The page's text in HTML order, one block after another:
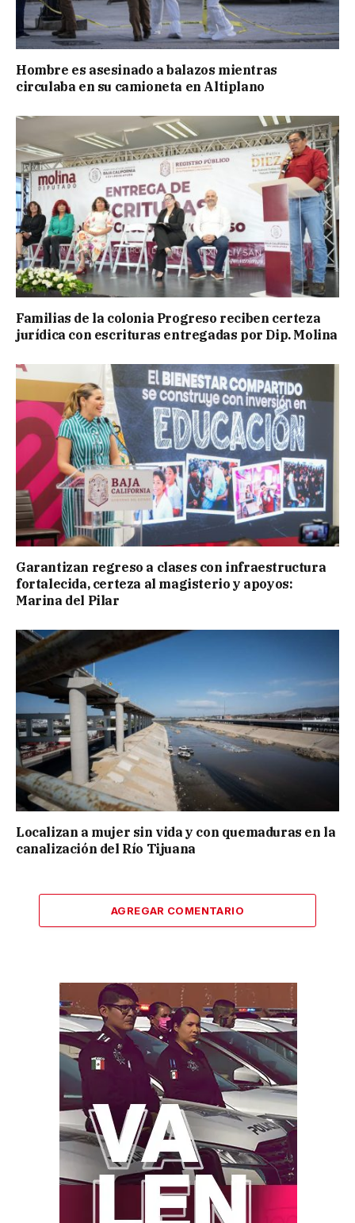
Hombre es asesinado a balazos mientras
circulaba en su camioneta en Altiplano
Familias de la colonia Progreso reciben certeza
jurídica con escrituras entregadas por Dip. Molina
Garantizan regreso a clases con infraestructura
fortalecida, certeza al magisterio y apoyos:
Marina del Pilar
Localizan a mujer sin vida y con quemaduras en la
canalización del Río Tijuana
AGREGAR COMENTARIO